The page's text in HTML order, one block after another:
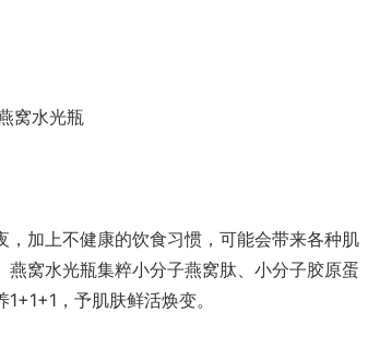
窝水光瓶
加上不健康的饮食习惯，可能会带来各种肌
窝水光瓶集粹小分子燕窝肽、小分子胶原蛋
，予肌肤鲜活焕变。